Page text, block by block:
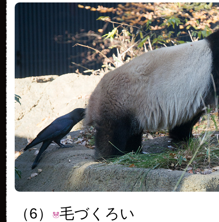
（6） 毛づくろい